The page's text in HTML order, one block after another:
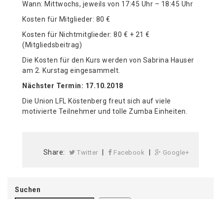
Wann: Mittwochs, jeweils von 17:45 Uhr – 18:45 Uhr
Kosten für Mitglieder: 80 €
Kosten für Nichtmitglieder: 80 € + 21 €
(Mitgliedsbeitrag)
Die Kosten für den Kurs werden von Sabrina Hauser
am 2. Kurstag eingesammelt.
Nächster Termin: 17.10.2018
Die Union LFL Köstenberg freut sich auf viele
motivierte Teilnehmer und tolle Zumba Einheiten.
Share: Twitter Facebook Google+
Suchen